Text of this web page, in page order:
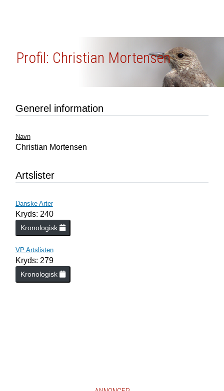
Profil: Christian Mortensen
Generel information
Navn
Christian Mortensen
Artslister
Danske Arter
Kryds: 240
Kronologisk
VP Artslisten
Kryds: 279
Kronologisk